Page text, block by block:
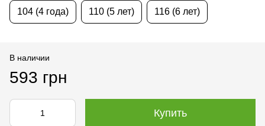
104 (4 года) 110 (5 лет) 116 (6 лет)
В наличии
593 грн
Купить